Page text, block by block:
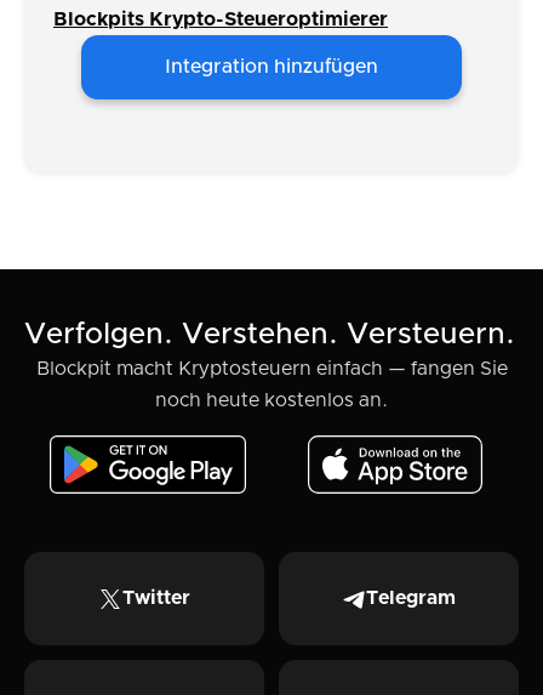
Blockpits Krypto-Steueroptimierer
Integration hinzufügen
Verfolgen. Verstehen. Versteuern.
Blockpit macht Kryptosteuern einfach — fangen Sie
noch heute kostenlos an.
Twitter Telegram